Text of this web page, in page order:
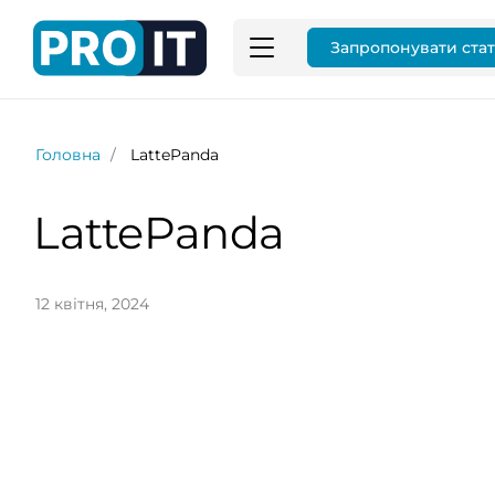
Запропонувати
Головна LattePanda
LattePanda
12 квітня, 2024